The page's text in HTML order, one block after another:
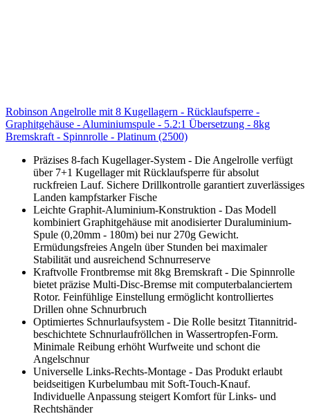
Robinson Angelrolle mit 8 Kugellagern - Rücklaufsperre -
Graphitgehäuse - Aluminiumspule - 5.2:1 Übersetzung - 8kg
Bremskraft - Spinnrolle - Platinum (2500)
Präzises 8-fach Kugellager-System - Die Angelrolle verfügt
über 7+1 Kugellager mit Rücklaufsperre für absolut
ruckfreien Lauf. Sichere Drillkontrolle garantiert zuverlässiges
Landen kampfstarker Fische
Leichte Graphit-Aluminium-Konstruktion - Das Modell
kombiniert Graphitgehäuse mit anodisierter Duraluminium-
Spule (0,20mm - 180m) bei nur 270g Gewicht.
Ermüdungsfreies Angeln über Stunden bei maximaler
Stabilität und ausreichend Schnurreserve
Kraftvolle Frontbremse mit 8kg Bremskraft - Die Spinnrolle
bietet präzise Multi-Disc-Bremse mit computerbalanciertem
Rotor. Feinfühlige Einstellung ermöglicht kontrolliertes
Drillen ohne Schnurbruch
Optimiertes Schnurlaufsystem - Die Rolle besitzt Titannitrid-
beschichtete Schnurlaufröllchen in Wassertropfen-Form.
Minimale Reibung erhöht Wurfweite und schont die
Angelschnur
Universelle Links-Rechts-Montage - Das Produkt erlaubt
beidseitigen Kurbelumbau mit Soft-Touch-Knauf.
Individuelle Anpassung steigert Komfort für Links- und
Rechtshänder